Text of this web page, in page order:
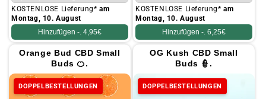
KOSTENLOSE Lieferung*am
Montag, 10. August
Hinzufügen -. 4,95€
KOSTENLOSE Lieferung*am
Montag, 10. August
Hinzufügen -. 6,25€
Orange Bud CBD Small
Buds 🍊.
DOPPELBESTELLUNGEN
OG Kush CBD Small
Buds 👮.
DOPPELBESTELLUNGEN